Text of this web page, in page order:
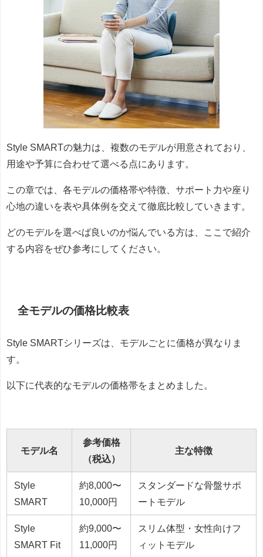
Style SMARTの魅力は、複数のモデルが用意されており、
用途や予算に合わせて選べる点にあります。
この章では、各モデルの価格帯や特徴、サポート力や座り
心地の違いを表や具体例を交えて徹底比較していきます。
どのモデルを選べば良いのか悩んでいる方は、ここで紹介
する内容をぜひ参考にしてください。
全モデルの価格比較表
Style SMARTシリーズは、モデルごとに価格が異なりま
す。
以下に代表的なモデルの価格帯をまとめました。
モデル名
参考価格
（税込）
主な特徴
Style
SMART
約8,000〜
10,000円
スタンダードな骨盤サポ
ートモデル
Style
SMART Fit
約9,000〜
11,000円
スリム体型・女性向けフ
ィットモデル